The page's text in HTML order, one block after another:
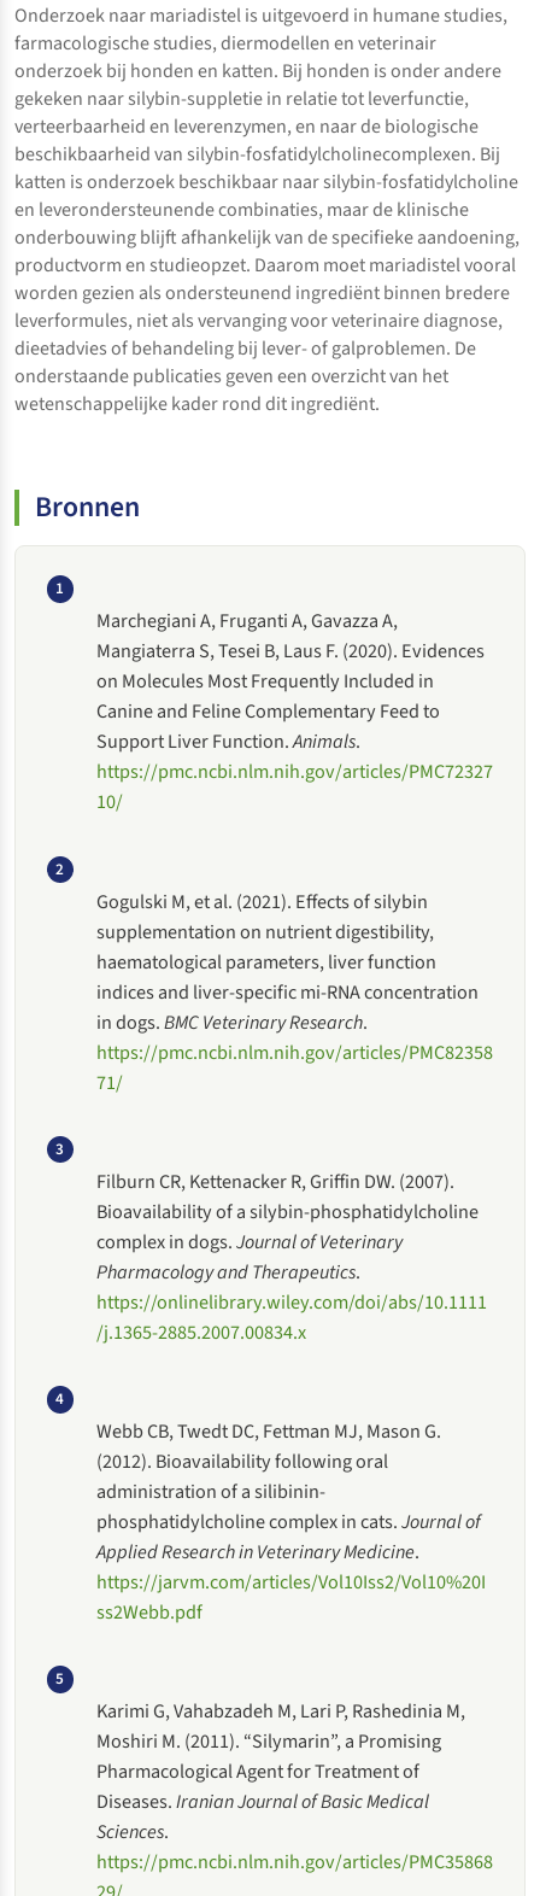
Onderzoek naar mariadistel is uitgevoerd in humane studies,
farmacologische studies, diermodellen en veterinair
onderzoek bij honden en katten. Bij honden is onder andere
gekeken naar silybin-suppletie in relatie tot leverfunctie,
verteerbaarheid en leverenzymen, en naar de biologische
beschikbaarheid van silybin-fosfatidylcholinecomplexen. Bij
katten is onderzoek beschikbaar naar silybin-fosfatidylcholine
en leverondersteunende combinaties, maar de klinische
onderbouwing blijft afhankelijk van de specifieke aandoening,
productvorm en studieopzet. Daarom moet mariadistel vooral
worden gezien als ondersteunend ingrediënt binnen bredere
leverformules, niet als vervanging voor veterinaire diagnose,
dieetadvies of behandeling bij lever- of galproblemen. De
onderstaande publicaties geven een overzicht van het
wetenschappelijke kader rond dit ingrediënt.
Bronnen
1
Marchegiani A, Fruganti A, Gavazza A,
Mangiaterra S, Tesei B, Laus F. (2020). Evidences
on Molecules Most Frequently Included in
Canine and Feline Complementary Feed to
Support Liver Function.Animals.
https://pmc.ncbi.nlm.nih.gov/articles/PMC72327
10/
2
Gogulski M, et al. (2021). Effects of silybin
supplementation on nutrient digestibility,
haematological parameters, liver function
indices and liver-specific mi-RNA concentration
in dogs.BMC Veterinary Research.
https://pmc.ncbi.nlm.nih.gov/articles/PMC82358
71/
3
Filburn CR, Kettenacker R, Griffin DW. (2007).
Bioavailability of a silybin-phosphatidylcholine
complex in dogs.Journal of Veterinary
Pharmacology and Therapeutics.
https://onlinelibrary.wiley.com/doi/abs/10.1111
/j.1365-2885.2007.00834.x
4
Webb CB, Twedt DC, Fettman MJ, Mason G.
(2012). Bioavailability following oral
administration of a silibinin-
phosphatidylcholine complex in cats.Journal of
Applied Research in Veterinary Medicine.
https://jarvm.com/articles/Vol10Iss2/Vol10%20I
ss2Webb.pdf
5
Karimi G, Vahabzadeh M, Lari P, Rashedinia M,
Moshiri M. (2011). “Silymarin”, a Promising
Pharmacological Agent for Treatment of
Diseases.Iranian Journal of Basic Medical
Sciences.
https://pmc.ncbi.nlm.nih.gov/articles/PMC35868